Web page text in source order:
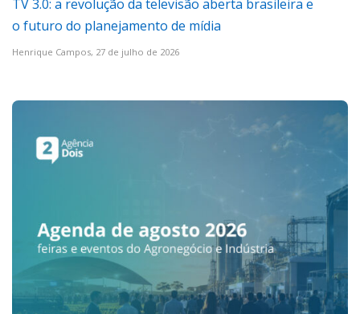
TV 3.0: a revolução da televisão aberta brasileira e
o futuro do planejamento de mídia
Henrique Campos, 27 de julho de 2026